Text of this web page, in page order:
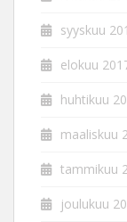
syyskuu
elokuu
huhtikuu
maaliskuu
tammikuu
joulukuu